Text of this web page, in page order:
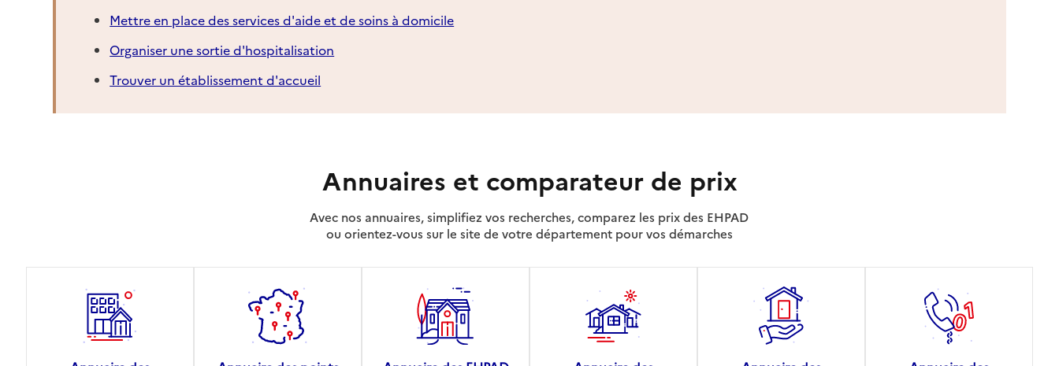
Mettre en place des services d'aide et de soins à domicile
Organiser une sortie d'hospitalisation
Trouver un établissement d'accueil
Annuaires et comparateur de prix
Avec nos annuaires, simplifiez vos recherches, comparez les prix des EHPAD
ou orientez-vous sur le site de votre département pour vos démarches